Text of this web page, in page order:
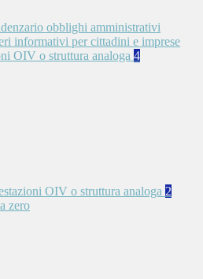
obblighi amministrativi
informativi per cittadini e imprese
OIV o struttura analoga 4
OIV o struttura analoga 2
zero